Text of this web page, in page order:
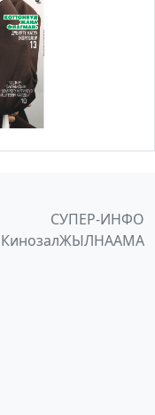
СУПЕР-ИНФО
КинозалЖЫЛНААМА